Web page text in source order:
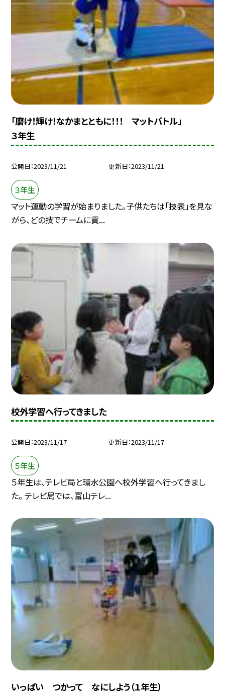
「磨け！輝け！なかまとともに！！！ マットバトル」
３年生
公開日 2023/11/21 更新日 2023/11/21
３年生
マット運動の学習が始まりました。子供たちは「技表」を見な
がら、どの技でチームに貢...
校外学習へ行ってきました
公開日 2023/11/17 更新日 2023/11/17
５年生
５年生は、テレビ局と環水公園へ校外学習へ行ってきまし
た。 テレビ局では、富山テレ...
いっぱい つかって なにしよう（１年生）